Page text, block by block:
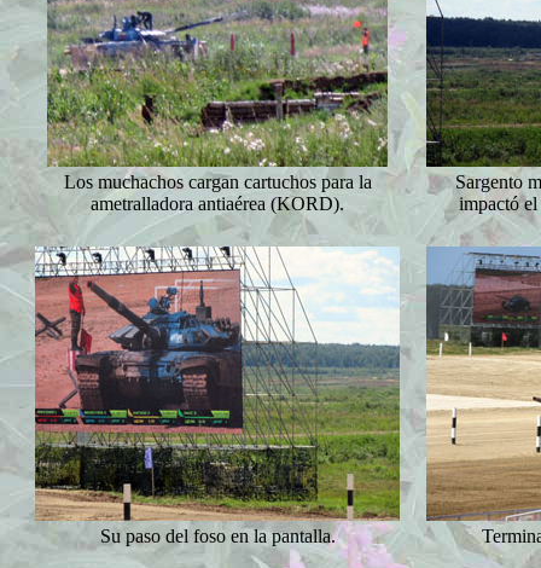
Los muchachos cargan cartuchos para la
ametralladora antiaérea (KORD).
Sargento
impactó
Su paso del foso en la pantalla.